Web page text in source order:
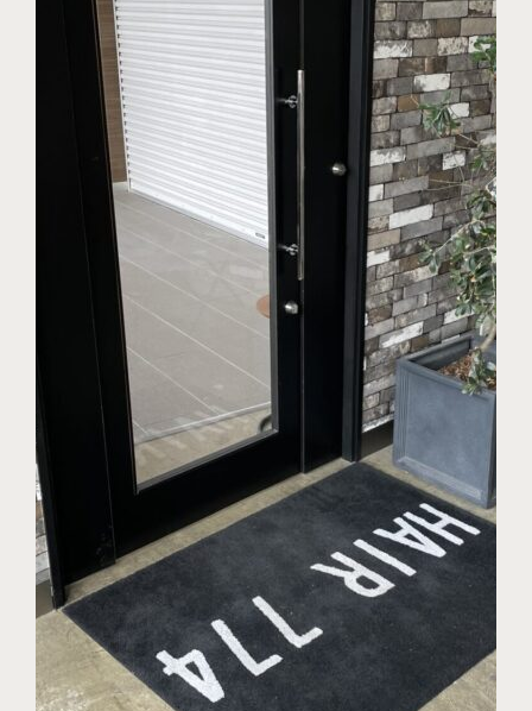
山口店の見学予約はこちら
資料請求はこちら
定期点検受付予約はこちら